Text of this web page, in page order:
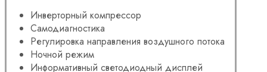
Инверторный компрессор
Самодиагностика
Регулировка направления воздушного потока
Ночной режим
Информативный светодиодный дисплей